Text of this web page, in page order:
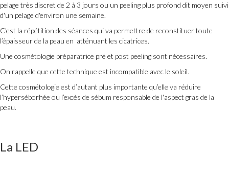
pelage très discret de 2 à 3 jours ou un peeling plus profond dit moyen suivi
d'un pelage d'environ une semaine.
C'est la répétition des séances qui va permettre de reconstituer toute
l’épaisseur de la peau en atténuant les cicatrices.
Une cosmétologie préparatrice pré et post peeling sont nécessaires.
On rappelle que cette technique est incompatible avec le soleil.
Cette cosmétologie est d’autant plus importante qu’elle va réduire
l’hyperséborhée ou l’excès de sébum responsable de l'aspect gras de la
peau.
La LED